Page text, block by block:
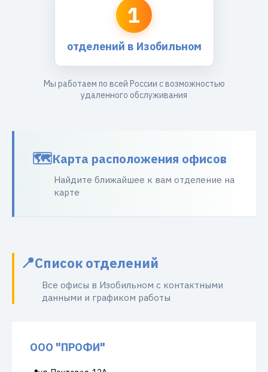
1
отделений в Изобильном
Мы работаем по всей России с возможностью
удаленного обслуживания
Карта расположения офисов
Найдите ближайшее к вам отделение на
карте
Список отделений
Все офисы в Изобильном с контактными
данными и графиком работы
ООО "ПРОФИ"